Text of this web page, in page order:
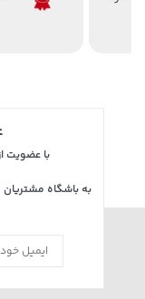
با عضویت
به باشگاه مشتریان